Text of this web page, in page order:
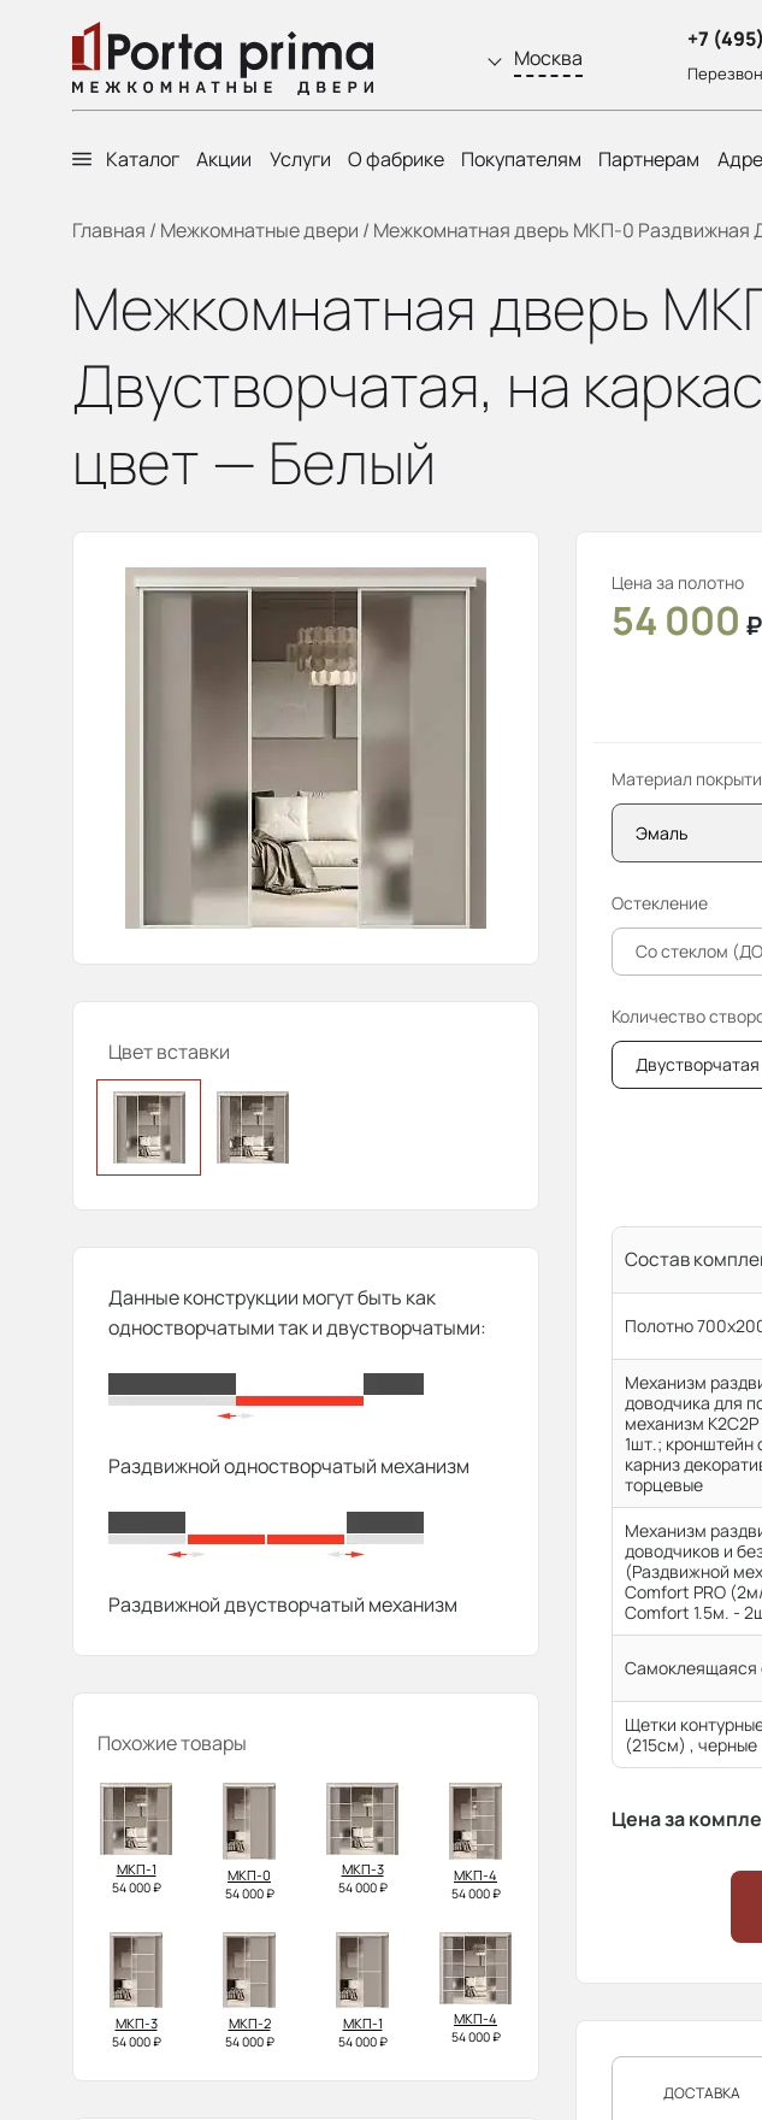
Москва
+7
Каталог Акции Услуги О фабрике Покупателям Партнерам
Главная / Межкомнатные двери / Межкомнатная дверь МКП-0 Раздвижная
Межкомнатная дверь
Двустворчатая, на
цвет — Белый
Цвет вставки
Данные конструкции могут быть как
одностворчатыми так и двустворчатыми:
Раздвижной одностворчатый механизм
Раздвижной двустворчатый механизм
Похожие товары
МКП-1
54 000 ₽
МКП-0
54 000 ₽
МКП-3
54 000 ₽
МКП-4
54 000 ₽
МКП-3
54 000 ₽
МКП-2
54 000 ₽
МКП-1
54 000 ₽
МКП-4
54 000 ₽
Цена за полотно
54 000 ₽
Материал
Эмаль
Остекление
Со стеклом
Количество
Двустворчатая
Состав
Полотно
Механизм
доводчика для
механизм К2С2Р
1шт.; кронштейн
карниз
торцевые
Механизм
доводчиков и
(Раздвижной
Comfort PRO
Comfort 1.5м. -
Самоклеящаяся
Щетки
(215см) , черные
Цена за
ДОСТАВКА